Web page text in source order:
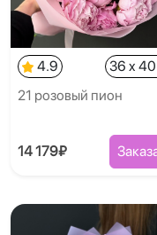
4.9
36 x
21 розовый пион
14 179₽